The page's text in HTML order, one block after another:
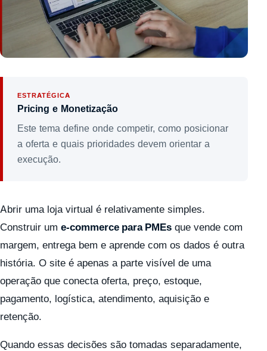
ESTRATÉGICA
Pricing e Monetização
Este tema define onde competir, como posicionar
a oferta e quais prioridades devem orientar a
execução.
Abrir uma loja virtual é relativamente simples.
Construir um e-commerce para PMEs que vende com
margem, entrega bem e aprende com os dados é outra
história. O site é apenas a parte visível de uma
operação que conecta oferta, preço, estoque,
pagamento, logística, atendimento, aquisição e
retenção.
Quando essas decisões são tomadas separadamente,